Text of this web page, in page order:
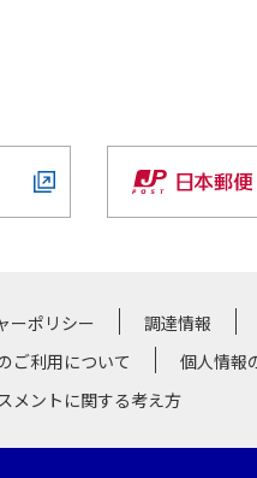
ーポリシー 調達情報
ご利用について 個人情報
メントに関する考え方